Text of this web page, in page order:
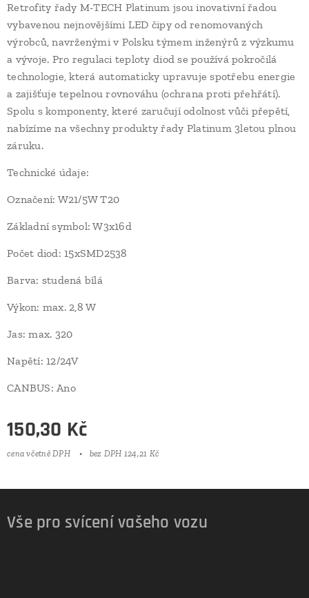
Retrofity řady M-TECH Platinum jsou inovativní řadou
vybavenou nejnovějšími LED čipy od renomovaných
výrobců, navrženými v Polsku týmem inženýrů z výzkumu
a vývoje. Pro regulaci teploty diod se používá pokročilá
technologie, která automaticky upravuje spotřebu energie
a zajišťuje tepelnou rovnováhu (ochrana proti přehřátí).
Spolu s komponenty, které zaručují odolnost vůči přepětí,
nabízíme na všechny produkty řady Platinum 3letou plnou
záruku.
Technické údaje:
Označení: W21/5W T20
Základní symbol: W3x16d
Počet diod: 15xSMD2538
Barva: studená bílá
Výkon: max. 2,8 W
Jas: max. 320
Napětí: 12/24V
CANBUS: Ano
150,30 Kč
cena včetně DPH bez DPH 124,21 Kč
Vše pro svícení vašeho vozu